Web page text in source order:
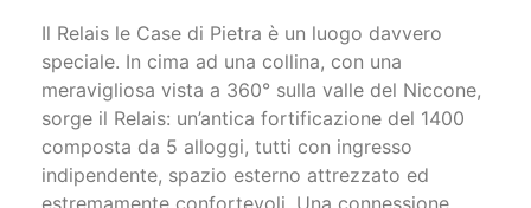
Il Relais le Case di Pietra è un luogo davvero
speciale. In cima ad una collina, con una
meravigliosa vista a 360° sulla valle del Niccone,
sorge il Relais: un’antica fortificazione del 1400
composta da 5 alloggi, tutti con ingresso
indipendente, spazio esterno attrezzato ed
estremamente confortevoli. Una connessione